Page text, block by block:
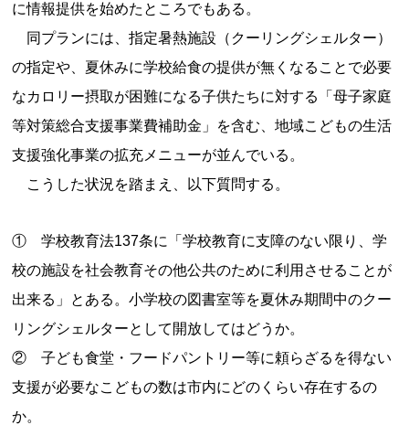
に情報提供を始めたところでもある。
同プランには、指定暑熱施設（クーリングシェルター）
の指定や、夏休みに学校給食の提供が無くなることで必要
なカロリー摂取が困難になる子供たちに対する「母子家庭
等対策総合支援事業費補助金」を含む、地域こどもの生活
支援強化事業の拡充メニューが並んでいる。
こうした状況を踏まえ、以下質問する。
① 学校教育法137条に「学校教育に支障のない限り、学
校の施設を社会教育その他公共のために利用させることが
出来る」とある。小学校の図書室等を夏休み期間中のクー
リングシェルターとして開放してはどうか。
② 子ども食堂・フードパントリー等に頼らざるを得ない
支援が必要なこどもの数は市内にどのくらい存在するの
か。